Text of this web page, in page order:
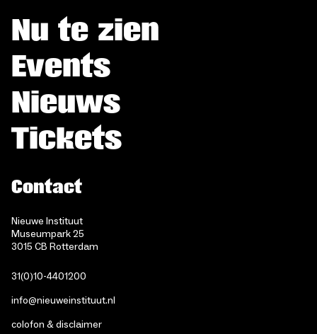
Nu te zien
Events
Nieuws
Tickets
Contact
Nieuwe Instituut
Museumpark 25
3015 CB Rotterdam
31(0)10-4401200
info@nieuweinstituut.nl
colofon & disclaimer